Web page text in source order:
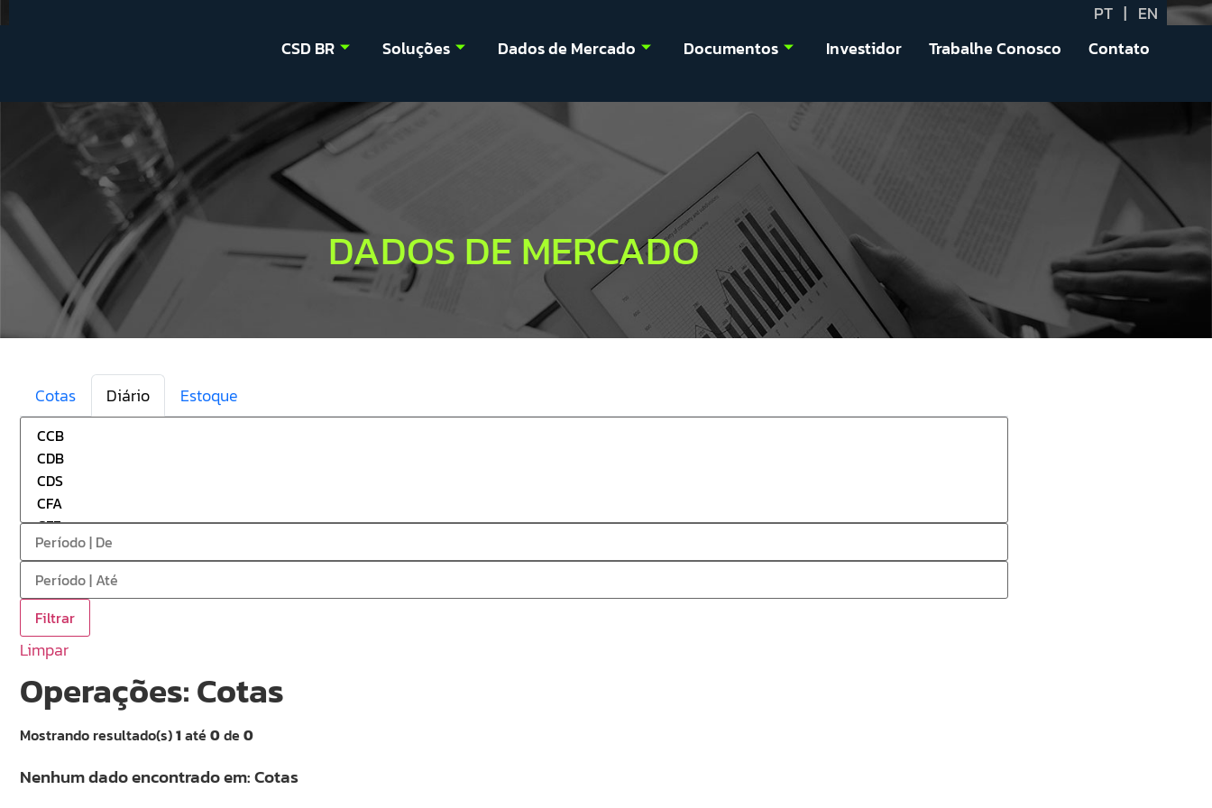
PT | EN
CSD BR
Soluções Dados de Mercado Documentos Investidor Trabalhe Conosco Contato
DADOS DE MERCADO
Cotas Diário Estoque
Limpar
Operações: Cotas
Mostrando resultado(s)1até 0de 0
Nenhum dado encontrado em: Cotas